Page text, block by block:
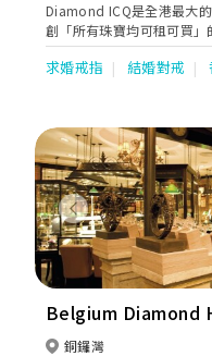
Diamond ICQ是全港最大
創「所有珠寶均可租可買」
鑽石及相關婚禮珠寶，並
論是出門裙褂首飾、神聖證
業珠寶顧問提供一對一尊
大日子中最閃耀的高質感新娘！ 📍 聯絡我們（歡迎
戴） 官方網站：Diamond
利士道 9A 地舖（尖沙咀站
20:00 致電查詢：+852
6477 0077
求婚戒指 結婚對戒
Previous
Belgium Diamond
銅鑼灣